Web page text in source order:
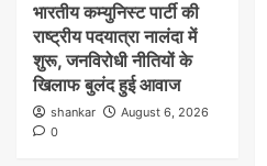
भारतीय कम्युनिस्ट पार्टी की
राष्ट्रीय पदयात्रा नालंदा में
शुरू, जनविरोधी नीतियों के
खिलाफ बुलंद हुई आवाज
shankar
August 6, 2026
0